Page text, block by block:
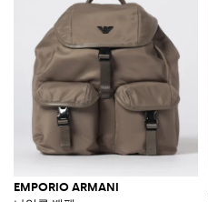
EMPORIO ARMANI